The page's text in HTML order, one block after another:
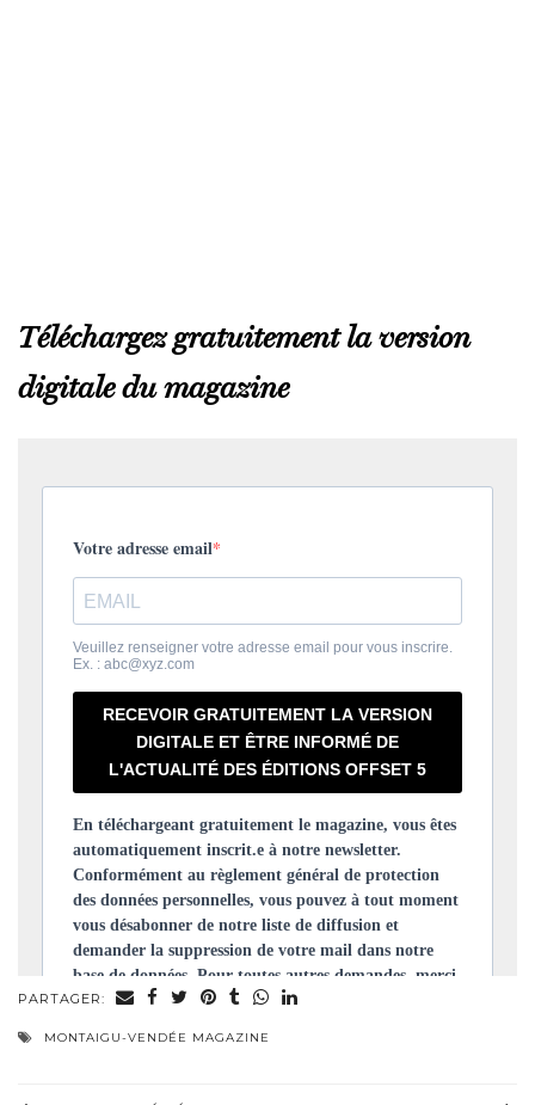
Téléchargez gratuitement la version
digitale du magazine
PARTAGER:
MONTAIGU-VENDÉE MAGAZINE